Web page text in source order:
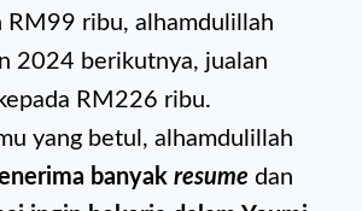
RM99 ribu, alhamdulillah
2024 berikutnya, jualan
RM226 ribu.
yang betul, alhamdulillah
banyak resume dan